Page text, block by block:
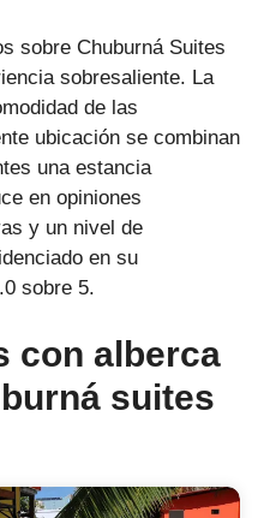
sobre Chuburná Suites
sobresaliente. La
de las
ubicación se combinan
una estancia
en opiniones
y un nivel de
en su
sobre 5.
con alberca
suites